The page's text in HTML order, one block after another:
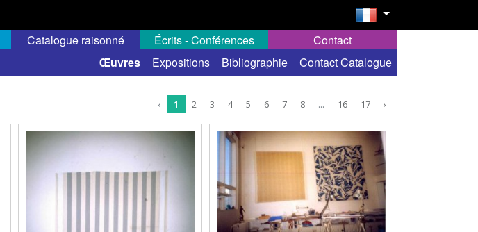
Catalogue raisonné
Œuvres Expositions Bibliographie Contact Catalogue
Écrits - Conférences Contact
‹ 1 2 3 4 5 6 7 8 ... 16 17 ›